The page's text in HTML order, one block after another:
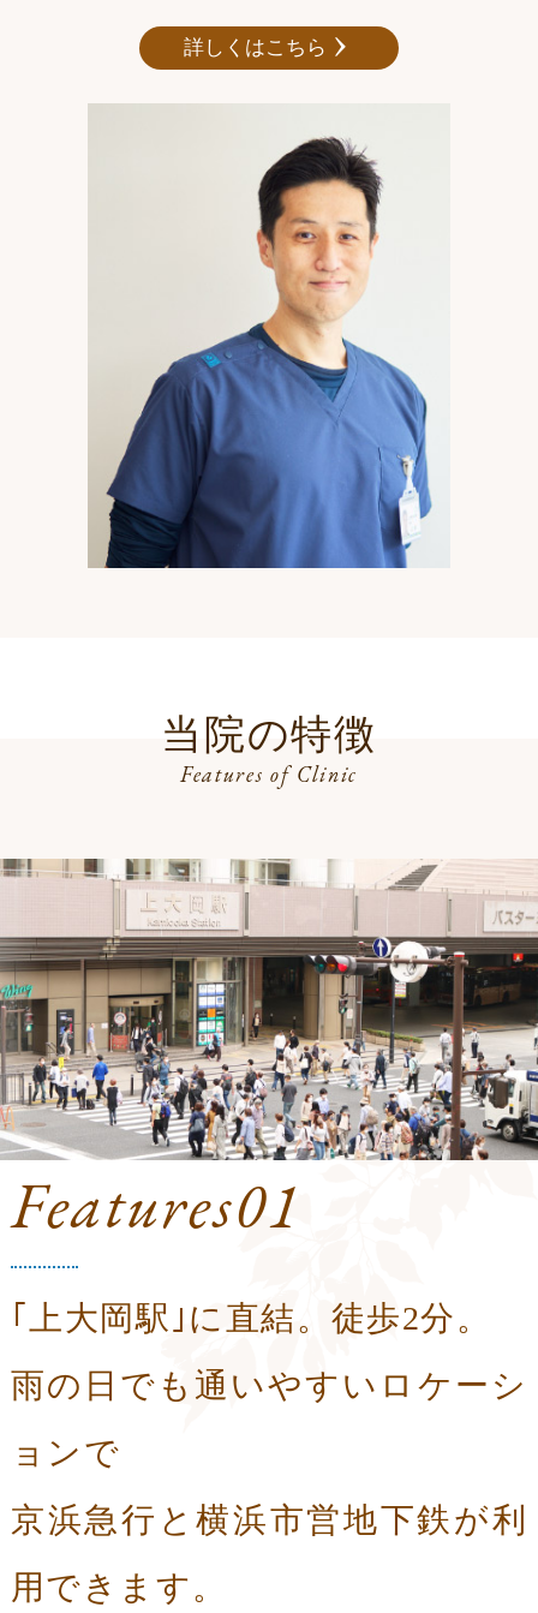
詳しくはこちら
当院の特徴
Features of Clinic
Features01
｢上大岡駅｣に直結。徒歩2分。
雨の日でも通いやすいロケーシ
ョンで
京浜急行と横浜市営地下鉄が利
用できます。